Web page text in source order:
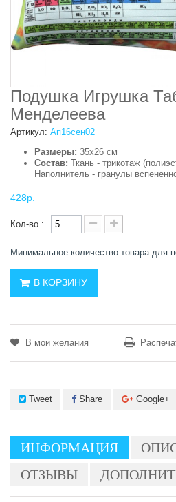
Подушка Игрушка
Менделеева
Артикул: Ап16сен02
Размеры: 35х26 см
Состав: Ткань - трикотаж
Наполнитель - гранулы
428р.
Кол-во :
Минимальное количество товара для
В КОРЗИНУ
В мои желания
Tweet Share Google+
ИНФОРМАЦИЯ
ОТЗЫВЫ